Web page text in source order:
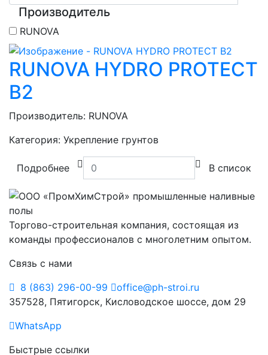
Производитель
RUNOVA
RUNOVA HYDRO PROTECT
B2
Производитель: RUNOVA
Категория: Укрепление грунтов
Подробнее В список
Торгово-строительная компания, состоящая из
команды профессионалов с многолетним опытом.
Связь с нами
8 (863) 296-00-99
office@ph-stroi.ru
357528, Пятигорск, Кисловодское шоссе, дом 29
WhatsApp
Быстрые ссылки